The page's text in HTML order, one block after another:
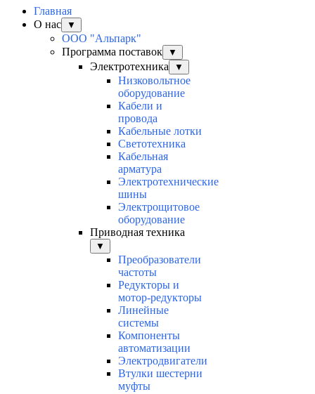
Главная
О нас
▼
ООО "Альпарк"
Программа поставок
▼
Электротехника ▼
Низковольтное
оборудование
Кабели и
провода
Кабельные лотки
Светотехника
Кабельная
арматура
Электротехнические
шины
Электрощитовое
оборудование
Приводная техника
▼
Преобразователи
частоты
Редукторы и
мотор-редукторы
Линейные
системы
Компоненты
автоматизации
Электродвигатели
Втулки шестерни
муфты